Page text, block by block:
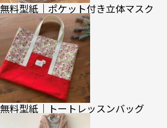
無料型紙｜ポケット付き立体マスク
無料型紙｜トートレッスンバッグ